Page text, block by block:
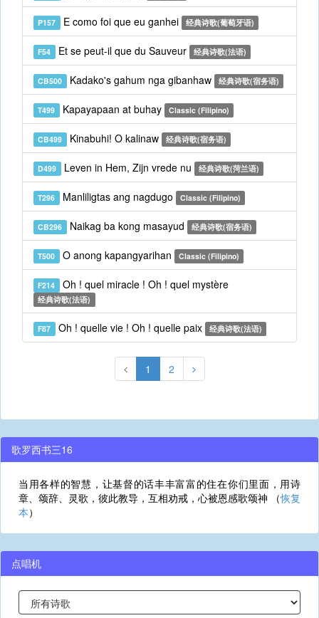
P157 E como foi que eu ganhei 经典诗歌(葡萄牙语)
F54 Et se peut-il que du Sauveur 经典诗歌(法语)
CB500 Kadako's gahum nga gibanhaw 经典诗歌(宿务语)
T499 Kapayapaan at buhay Classic (Filipino)
CB499 Kinabuhi! O kalinaw 经典诗歌(宿务语)
D499 Leven in Hem, Zijn vrede nu 经典诗歌(菏兰语)
T296 Manliligtas ang nagdugo Classic (Filipino)
CB296 Naikag ba kong masayud 经典诗歌(宿务语)
T500 O anong kapangyarihan Classic (Filipino)
F214 Oh ! quel miracle ! Oh ! quel mystère
经典诗歌(法语)
F87 Oh ! quelle vie ! Oh ! quelle paix 经典诗歌(法语)
1 2
歌罗西书三16
当用各样的智慧，让基督的话丰丰富富的住在你们里面，用诗
章、颂辞、灵歌，彼此教导，互相劝戒，心被恩感歌颂神 （恢复
本）
点唱机